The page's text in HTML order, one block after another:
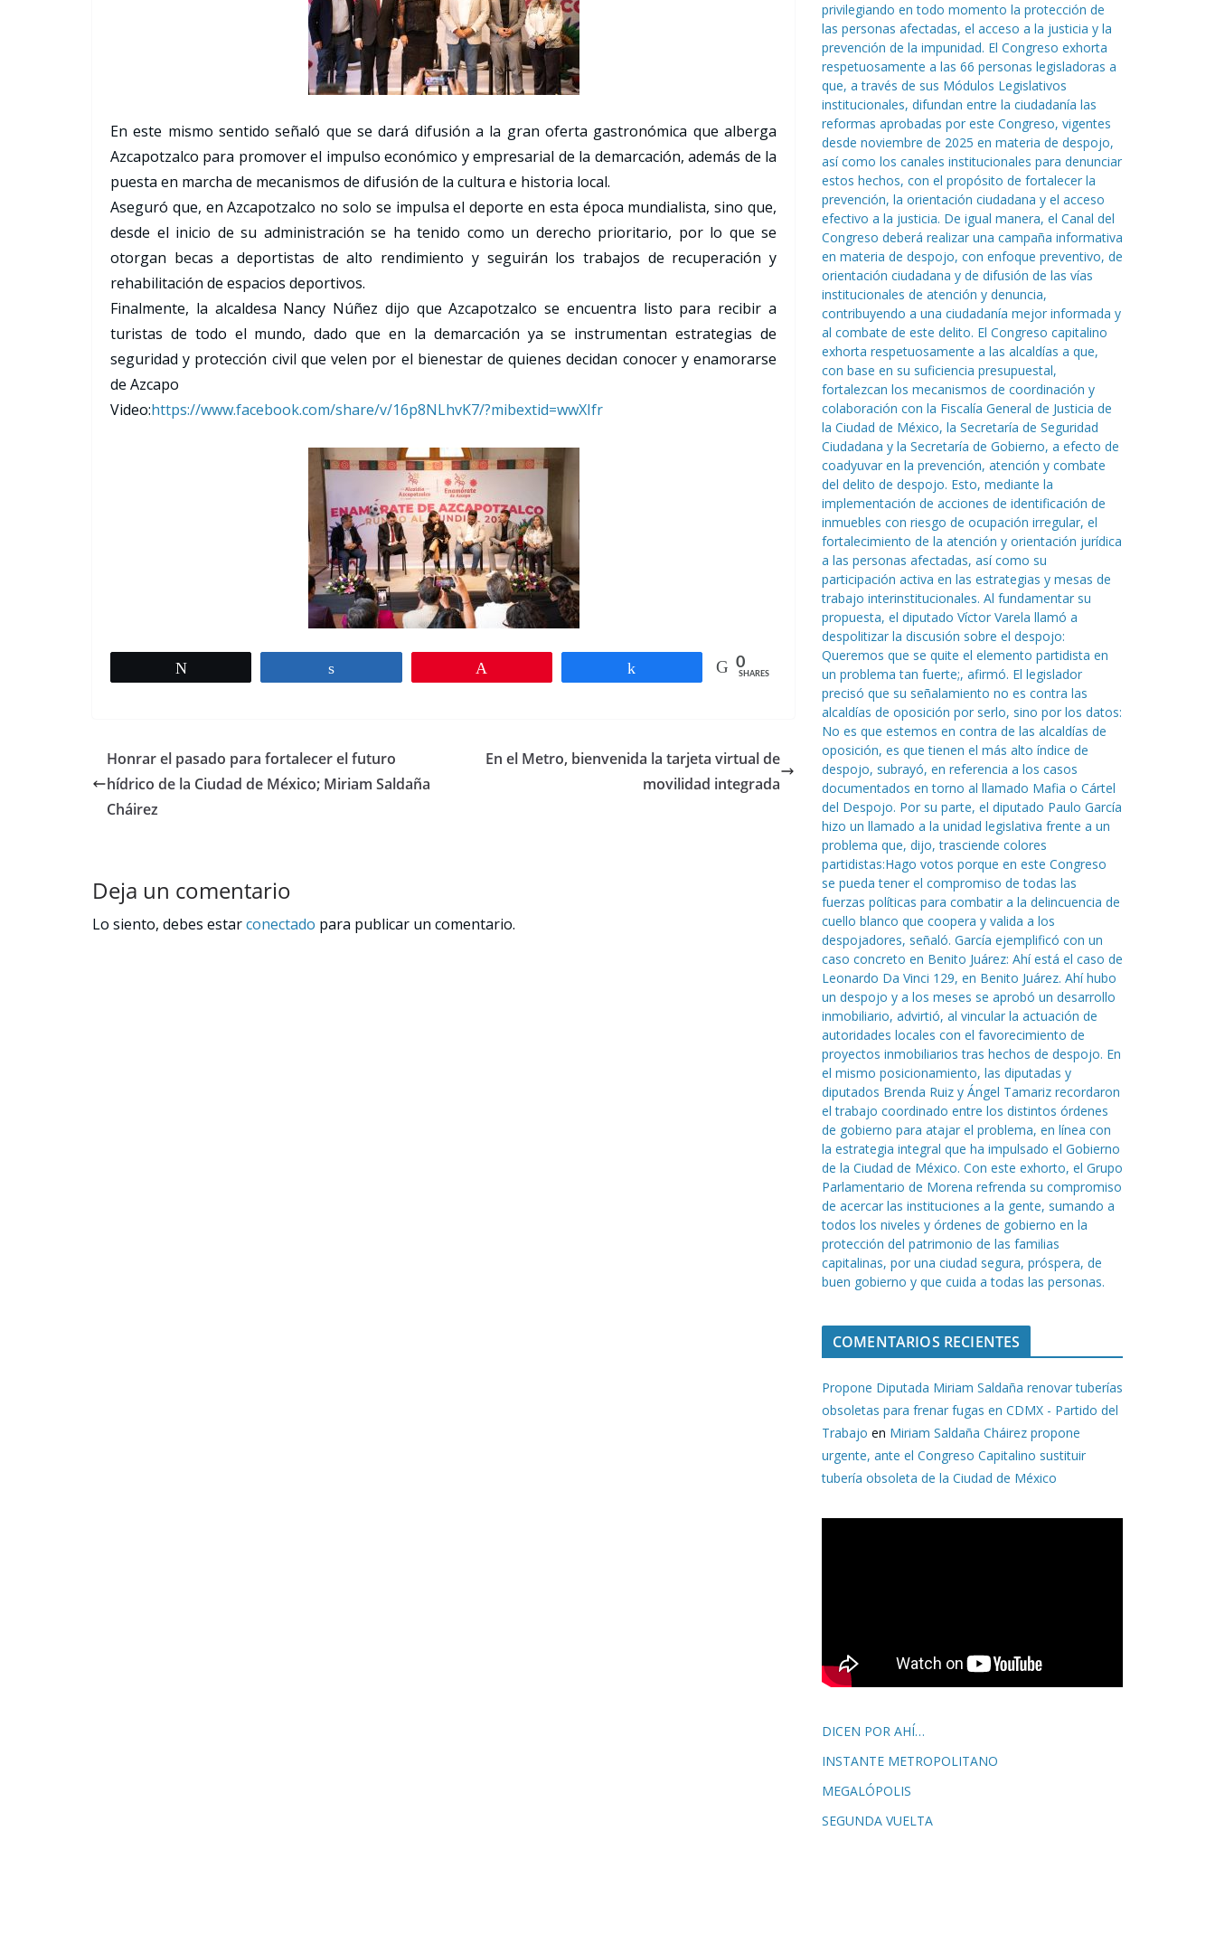
En este mismo sentido señaló que se dará difusión a la gran oferta gastronómica que alberga
Azcapotzalco para promover el impulso económico y empresarial de la demarcación, además de la
puesta en marcha de mecanismos de difusión de la cultura e historia local.
Aseguró que, en Azcapotzalco no solo se impulsa el deporte en esta época mundialista, sino que,
desde el inicio de su administración se ha tenido como un derecho prioritario, por lo que se
otorgan becas a deportistas de alto rendimiento y seguirán los trabajos de recuperación y
rehabilitación de espacios deportivos.
Finalmente, la alcaldesa Nancy Núñez dijo que Azcapotzalco se encuentra listo para recibir a
turistas de todo el mundo, dado que en la demarcación ya se instrumentan estrategias de
seguridad y protección civil que velen por el bienestar de quienes decidan conocer y enamorarse
de Azcapo
Video:https://www.facebook.com/share/v/16p8NLhvK7/?mibextid=wwXIfr
0
SHARES
Honrar el pasado para fortalecer el futuro
hídrico de la Ciudad de México; Miriam Saldaña
Cháirez
En el Metro, bienvenida la tarjeta virtual de
movilidad integrada
Deja un comentario
Lo siento, debes estarconectado para publicar un comentario.
privilegiando en todo momento la protección de
las personas afectadas, el acceso a la justicia y la
prevención de la impunidad. El Congreso exhorta
respetuosamente a las 66 personas legisladoras a
que, a través de sus Módulos Legislativos
institucionales, difundan entre la ciudadanía las
reformas aprobadas por este Congreso, vigentes
desde noviembre de 2025 en materia de despojo,
así como los canales institucionales para denunciar
estos hechos, con el propósito de fortalecer la
prevención, la orientación ciudadana y el acceso
efectivo a la justicia. De igual manera, el Canal del
Congreso deberá realizar una campaña informativa
en materia de despojo, con enfoque preventivo, de
orientación ciudadana y de difusión de las vías
institucionales de atención y denuncia,
contribuyendo a una ciudadanía mejor informada y
al combate de este delito. El Congreso capitalino
exhorta respetuosamente a las alcaldías a que,
con base en su suficiencia presupuestal,
fortalezcan los mecanismos de coordinación y
colaboración con la Fiscalía General de Justicia de
la Ciudad de México, la Secretaría de Seguridad
Ciudadana y la Secretaría de Gobierno, a efecto de
coadyuvar en la prevención, atención y combate
del delito de despojo. Esto, mediante la
implementación de acciones de identificación de
inmuebles con riesgo de ocupación irregular, el
fortalecimiento de la atención y orientación jurídica
a las personas afectadas, así como su
participación activa en las estrategias y mesas de
trabajo interinstitucionales. Al fundamentar su
propuesta, el diputado Víctor Varela llamó a
despolitizar la discusión sobre el despojo:
Queremos que se quite el elemento partidista en
un problema tan fuerte;, afirmó. El legislador
precisó que su señalamiento no es contra las
alcaldías de oposición por serlo, sino por los datos:
No es que estemos en contra de las alcaldías de
oposición, es que tienen el más alto índice de
despojo, subrayó, en referencia a los casos
documentados en torno al llamado Mafia o Cártel
del Despojo. Por su parte, el diputado Paulo García
hizo un llamado a la unidad legislativa frente a un
problema que, dijo, trasciende colores
partidistas:Hago votos porque en este Congreso
se pueda tener el compromiso de todas las
fuerzas políticas para combatir a la delincuencia de
cuello blanco que coopera y valida a los
despojadores, señaló. García ejemplificó con un
caso concreto en Benito Juárez: Ahí está el caso de
Leonardo Da Vinci 129, en Benito Juárez. Ahí hubo
un despojo y a los meses se aprobó un desarrollo
inmobiliario, advirtió, al vincular la actuación de
autoridades locales con el favorecimiento de
proyectos inmobiliarios tras hechos de despojo. En
el mismo posicionamiento, las diputadas y
diputados Brenda Ruiz y Ángel Tamariz recordaron
el trabajo coordinado entre los distintos órdenes
de gobierno para atajar el problema, en línea con
la estrategia integral que ha impulsado el Gobierno
de la Ciudad de México. Con este exhorto, el Grupo
Parlamentario de Morena refrenda su compromiso
de acercar las instituciones a la gente, sumando a
todos los niveles y órdenes de gobierno en la
protección del patrimonio de las familias
capitalinas, por una ciudad segura, próspera, de
buen gobierno y que cuida a todas las personas.
COMENTARIOS RECIENTES
Propone Diputada Miriam Saldaña renovar tuberías
obsoletas para frenar fugas en CDMX - Partido del
Trabajo en Miriam Saldaña Cháirez propone
urgente, ante el Congreso Capitalino sustituir
tubería obsoleta de la Ciudad de México
DICEN POR AHÍ…
INSTANTE METROPOLITANO
MEGALÓPOLIS
SEGUNDA VUELTA